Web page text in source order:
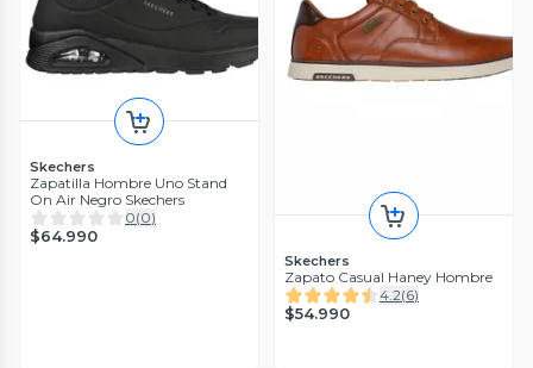
Skechers
Zapatilla Hombre Uno Stand
On Air Negro Skechers
0(0)
$64.990
Skechers
Zapato Casual Haney Hombre
4.2(6)
$54.990